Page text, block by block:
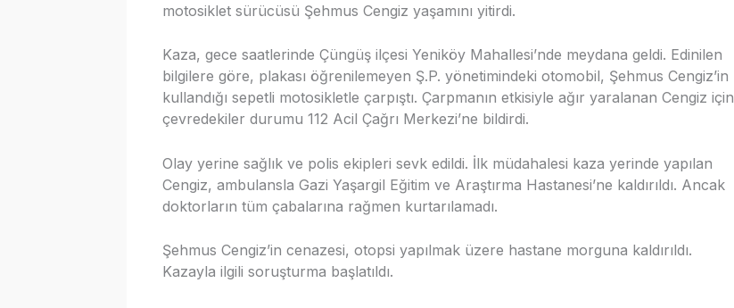
motosiklet sürücüsü Şehmus Cengiz yaşamını yitirdi.
Kaza, gece saatlerinde Çüngüş ilçesi Yeniköy Mahallesi’nde meydana geldi. Edinilen
bilgilere göre, plakası öğrenilemeyen Ş.P. yönetimindeki otomobil, Şehmus Cengiz’in
kullandığı sepetli motosikletle çarpıştı. Çarpmanın etkisiyle ağır yaralanan Cengiz için
çevredekiler durumu 112 Acil Çağrı Merkezi’ne bildirdi.
Olay yerine sağlık ve polis ekipleri sevk edildi. İlk müdahalesi kaza yerinde yapılan
Cengiz, ambulansla Gazi Yaşargil Eğitim ve Araştırma Hastanesi’ne kaldırıldı. Ancak
doktorların tüm çabalarına rağmen kurtarılamadı.
Şehmus Cengiz’in cenazesi, otopsi yapılmak üzere hastane morguna kaldırıldı.
Kazayla ilgili soruşturma başlatıldı.